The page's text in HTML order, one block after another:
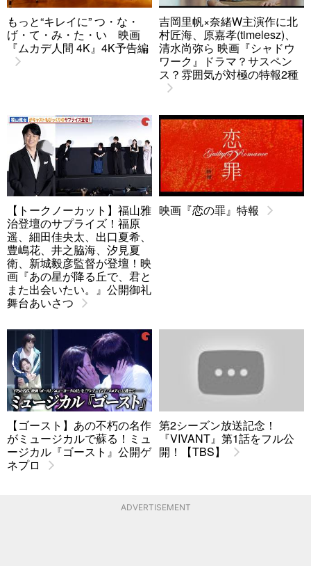
もっと“キレイに” つ・な・
げ・て・み・た・い 映画
『ムカデ人間 4K』4K予告編
吉岡里帆×奈緒W主演作に北
村匠海、原嘉孝(timelesz)、
清水尚弥ら 映画『シャドウ
ワーク』ドラマ？サスペン
ス？雰囲気が対極の特報2種
【トークノーカット】福山雅
治登壇のサプライズ！福原
遥、細田佳央太、出口夏希、
豊嶋花、井之脇海、汐見夏
衛、新城毅彦監督が登壇！映
画『あの星が降る丘で、君と
また出会いたい。』公開御礼
舞台あいさつ
映画『恋の罪』特報
【ゴースト】あの不朽の名作
がミュージカルで蘇る！ミュ
ージカル『ゴースト』公開ゲ
ネプロ
第2シーズン放送記念！
『VIVANT』第1話をフル公
開！【TBS】
ADVERTISEMENT